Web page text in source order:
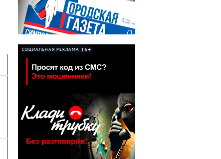
СОЦИАЛЬНАЯ РЕКЛАМА 16+